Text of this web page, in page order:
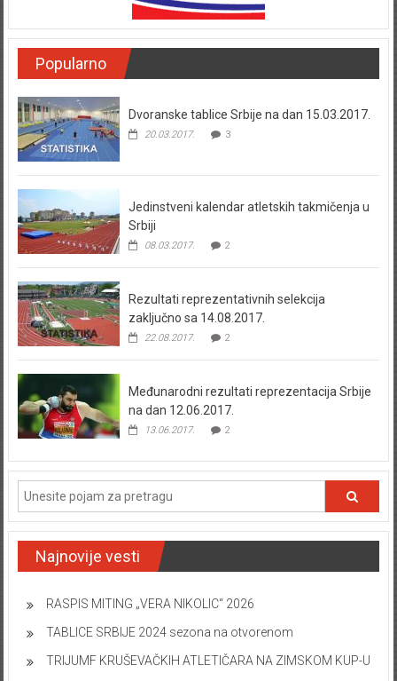
Popularno
Dvoranske tablice Srbije na dan 15.03.2017.
20.03.2017. 3
Jedinstveni kalendar atletskih takmičenja u
Srbiji
08.03.2017. 2
Rezultati reprezentativnih selekcija
zaključno sa 14.08.2017.
22.08.2017. 2
Međunarodni rezultati reprezentacija Srbije
na dan 12.06.2017.
13.06.2017. 2
Najnovije vesti
RASPIS MITING „VERA NIKOLIC“ 2026
TABLICE SRBIJE 2024 sezona na otvorenom
TRIJUMF KRUŠEVAČKIH ATLETIČARA NA ZIMSKOM KUP-U